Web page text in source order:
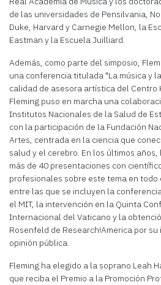
de las universidades de Pensilvania,
Duke, Harvard y Carnegie Mellon, la
Eastman y la Escuela Juilliard.
Además, como parte del simposio,
una conferencia titulada "La música y
calidad de asesora artística del Centro
Fleming puso en marcha una
Institutos Nacionales de la Salud de
con la participación de la Fundación
Artes, centrada en la ciencia que
salud y el cerebro. En los últimos años,
más de 40 presentaciones con
profesionales sobre este tema en todo
entre las que se incluyen la
el MIT, la intervención en la Quinta
Internacional del Vaticano y la
Rosenfeld de Research!America por
opinión pública.
Fleming ha elegido a la soprano Leah
que reciba el Premio a la Promoción